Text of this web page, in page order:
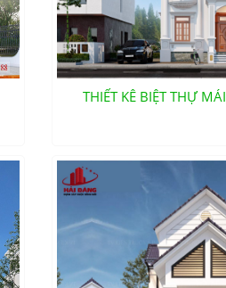
THIẾT KÊ BIỆT THỰ